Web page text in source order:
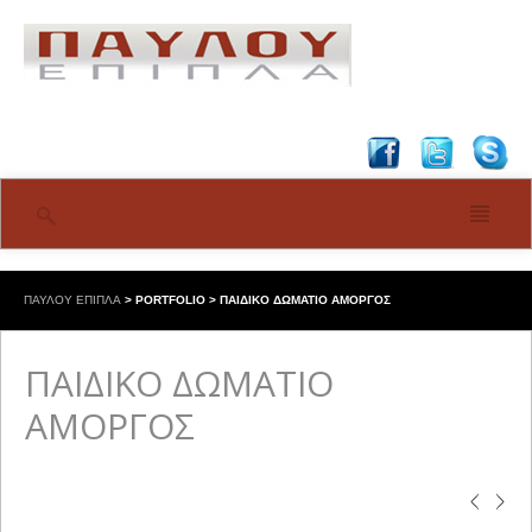
ΠΑΥΛΟΥ ΕΠΙΠΛΑ > PORTFOLIO > ΠΑΙΔΙΚΟ ΔΩΜΑΤΙΟ ΑΜΟΡΓΟΣ
ΠΑΙΔΙΚΟ ΔΩΜΑΤΙΟ
ΑΜΟΡΓΟΣ